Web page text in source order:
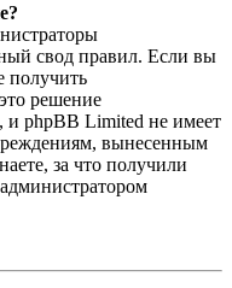
свод правил. Если вы
получить
решение
и phpBB Limited не имеет
вынесенным
за что получили